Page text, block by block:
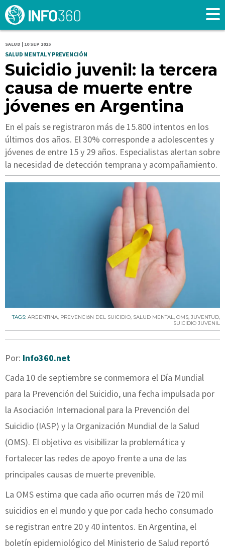
SALUD | 10 SEP 2025
SALUD MENTAL Y PREVENCIÓN
Suicidio juvenil: la tercera
causa de muerte entre
jóvenes en Argentina
En el país se registraron más de 15.800 intentos en los
últimos dos años. El 30% corresponde a adolescentes y
jóvenes de entre 15 y 29 años. Especialistas alertan sobre
la necesidad de detección temprana y acompañamiento.
TAGS: ARGENTINA, PREVENCIóN DEL SUICIDIO, SALUD MENTAL, OMS, JUVENTUD,
SUICIDIO JUVENIL
Por: Info360.net
Cada 10 de septiembre se conmemora el Día Mundial
para la Prevención del Suicidio, una fecha impulsada por
la Asociación Internacional para la Prevención del
Suicidio (IASP) y la Organización Mundial de la Salud
(OMS). El objetivo es visibilizar la problemática y
fortalecer las redes de apoyo frente a una de las
principales causas de muerte prevenible.
La OMS estima que cada año ocurren más de 720 mil
suicidios en el mundo y que por cada hecho consumado
se registran entre 20 y 40 intentos. En Argentina, el
boletín epidemiológico del Ministerio de Salud reportó